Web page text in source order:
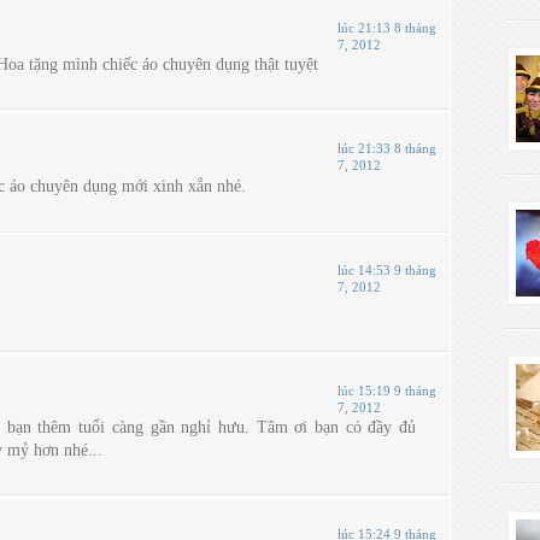
tặng mình chiếc áo chuyên dụng thật tuyệt
lúc 21:13 8 tháng
7, 2012
áo chuyên dụng mới xinh xắn nhé.
lúc 21:33 8 tháng
7, 2012
lúc 14:53 9 tháng
7, 2012
thêm tuổi càng gần nghỉ hưu. Tâm ơi bạn có đầy đủ
hơn nhé...
lúc 15:19 9 tháng
7, 2012
lúc 15:24 9 tháng